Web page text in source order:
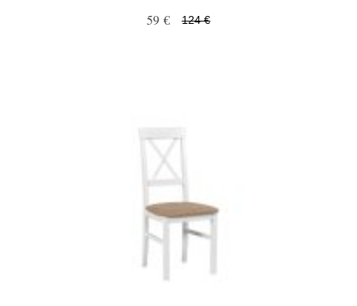
59 € 124 €